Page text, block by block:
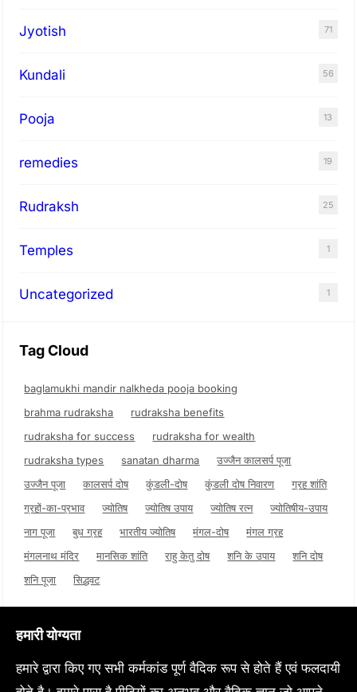
Jyotish 71
Kundali 56
Pooja 13
remedies 19
Rudraksh 25
Temples 1
Uncategorized 1
Tag Cloud
baglamukhi mandir nalkheda pooja booking
brahma rudraksha
rudraksha benefits
rudraksha for success
rudraksha for wealth
rudraksha types
sanatan dharma
उज्जैन कालसर्प पूजा
उज्जैन पूजा
कालसर्प दोष कुंडली-दोष कुंडली दोष निवारण
ग्रह शांति
ग्रहों-का-प्रभाव
ज्योतिष ज्योतिष उपाय ज्योतिष रत्न
ज्योतिषीय-उपाय
नाग पूजा
बुध ग्रह भारतीय ज्योतिष मंगल-दोष
मंगल ग्रह
मंगलनाथ मंदिर
मानसिक शांति राहु केतु दोष शनि के उपाय
शनि दोष
शनि पूजा
सिद्धवट
हमारी योग्यता
हमारे द्वारा किए गए सभी कर्मकांड पूर्ण वैदिक रूप से होते हैं एवं फलदायी